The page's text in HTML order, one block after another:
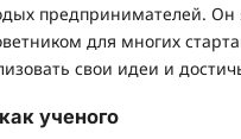
предпринимателей. Он
для многих
свои идеи и
ученого